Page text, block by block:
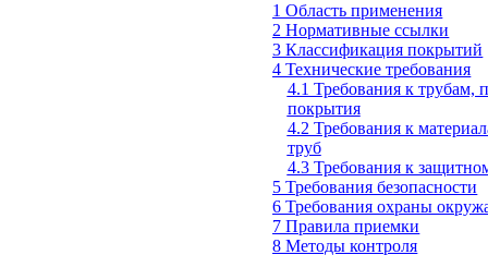
1 Область применения
2 Нормативные ссылки
3 Классификация покрытий
4 Технические требования
4.1 Требования к трубам,
покрытия
4.2 Требования к
труб
4.3 Требования к
5 Требования безопасности
6 Требования охраны
7 Правила приемки
8 Методы контроля